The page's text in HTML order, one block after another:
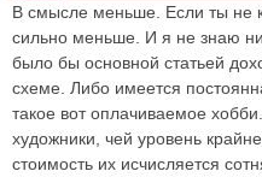
В смысле меньше. Если ты не
сильно меньше. И я не знаю
было бы основной статьей
схеме. Либо имеется
такое вот оплачиваемое
художники, чей уровень
стоимость их исчисляется